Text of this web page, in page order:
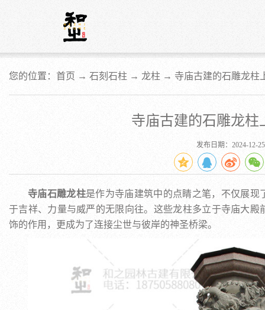
您的位置：首页 → 石刻石柱 → 龙柱 → 寺庙古建的石雕龙柱
寺庙古建的石雕龙柱
发布日期：2024-12-25
寺庙石雕龙柱是作为寺庙建筑中的点睛之笔，不仅展
于吉祥、力量与威严的无限向往。这些龙柱多立于寺庙大
饰的作用，更成为了连接尘世与彼岸的神圣桥梁。